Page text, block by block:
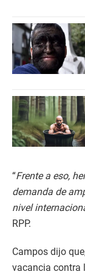
“Frente a eso,
demanda de
nivel
RPP.
Campos dijo
vacancia contra